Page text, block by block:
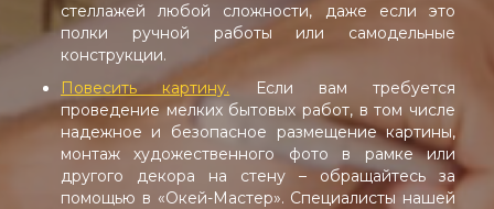
стеллажей любой сложности, даже если это
полки ручной работы или самодельные
конструкции.
Повесить картину. Если вам требуется
проведение мелких бытовых работ, в том числе
надежное и безопасное размещение картины,
монтаж художественного фото в рамке или
другого декора на стену – обращайтесь за
помощью в «Окей-Мастер». Специалисты нашей